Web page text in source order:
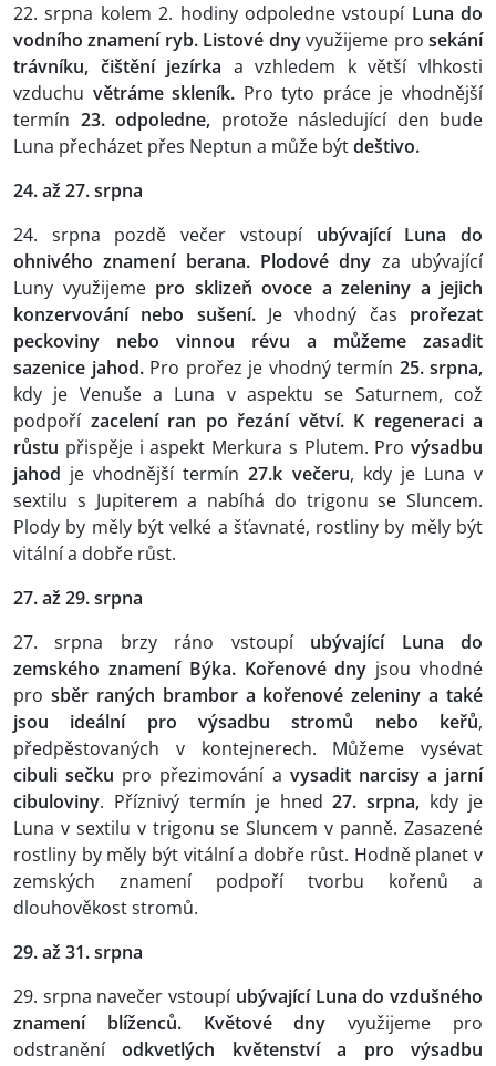
22. srpna kolem 2. hodiny odpoledne vstoupí Luna do
vodního znamení ryb. Listové dnyvyužijeme prosekání
trávníku, čištění jezírka a vzhledem k větší vlhkosti
vzduchu větráme skleník. Pro tyto práce je vhodnější
termín 23. odpoledne, protože následující den bude
Luna přecházet přes Neptun a může býtdeštivo.
24. až 27. srpna
24. srpna pozdě večer vstoupí ubývající Luna do
ohnivého znamení berana. Plodové dny za ubývající
Luny využijeme pro sklizeň ovoce a zeleniny a jejich
konzervování nebo sušení. Je vhodný čas prořezat
peckoviny nebo
vinnou révu a můžeme zasadit
sazenice jahod. Pro prořez je vhodný termín 25. srpna,
kdy je Venuše a Luna v aspektu se Saturnem, což
podpoří zacelení ran po řezání větví. K regeneraci a
růstu přispěje i aspekt Merkura s Plutem. Pro výsadbu
jahod je vhodnější termín27.k večeru, kdy je Luna v
sextilu s Jupiterem a nabíhá do trigonu se Sluncem.
Plody by měly být velké a šťavnaté, rostliny by měly být
vitální a dobře růst.
27. až 29. srpna
27. srpna brzy ráno vstoupí ubývající Luna do
zemského znamení Býka. Kořenové dny jsou vhodné
pro sběr raných brambor a kořenové zeleniny a také
jsou ideální pro výsadbu stromů nebo keřů,
předpěstovaných v kontejnerech. Můžeme vysévat
cibuli sečku pro přezimování a vysadit narcisy a jarní
cibuloviny. Příznivý termín je hned27. srpna, kdy je
Luna v sextilu v trigonu se Sluncem v panně. Zasazené
rostliny by měly být vitální a dobře růst. Hodně planet v
zemských znamení podpoří tvorbu kořenů a
dlouhověkost stromů.
29. až 31. srpna
29. srpna navečer vstoupí ubývající Luna do vzdušného
znamení blíženců. Květové dnyvyužijeme pro
odstraněníodkvetlých květenství a pro výsadbu